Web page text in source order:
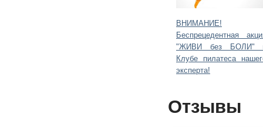
ВНИМАНИЕ!
Беспрецедентная
"ЖИВИ без БОЛИ"
Клубе пилатеса
эксперта!
Отзывы